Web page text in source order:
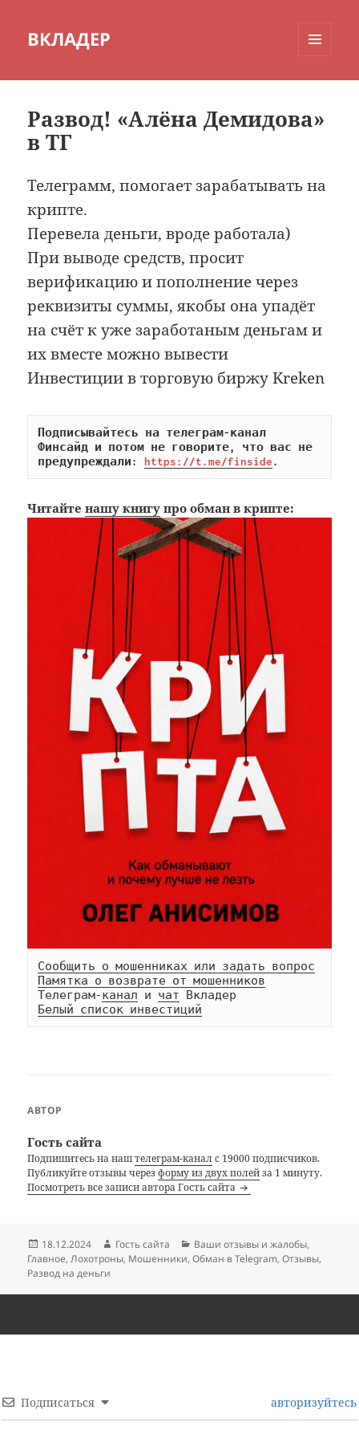
ВКЛАДЕР
Развод! «Алёна Демидова»
в ТГ
Телеграмм, помогает зарабатывать на
крипте.
Перевела деньги, вроде работала)
При выводе средств, просит
верификацию и пополнение через
реквизиты суммы, якобы она упадёт
на счёт к уже заработаным деньгам и
их вместе можно вывести
Инвестиции в торговую биржу Kreken
Подписывайтесь на телеграм-канал
Финсайд и потом не говорите, что вас не
предупреждали: https://t.me/finside.
Читайтенашу книгу про обман в крипте:
Сообщить о мошенниках или задать вопрос
Памятка о возврате от мошенников
Телеграм-канал и чат
Белый список инвестиций
АВТОР
Гость сайта
Подпишитесь на наштелеграм-каналс 19000 подписчиков.
Публикуйте отзывы черезформу из двух полейза 1 минуту.
Посмотреть все записи автора Гость сайта
Опубликовано
18.12.2024 Автор
Гость сайта Рубрики
Ваши отзывы и жалобы,
Главное,Лохотроны, Мошенники,Обман в Telegram,Отзывы,
Развод на деньги
Подписаться авторизуйтесь